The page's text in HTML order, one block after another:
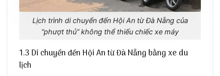
Lịch trình di chuyển đến Hội An từ Đà Nẵng của
“phượt thủ” không thể thiếu chiếc xe máy
1.3 Di chuyển đến Hội An từ Đà Nẵng bằng xe du
lịch